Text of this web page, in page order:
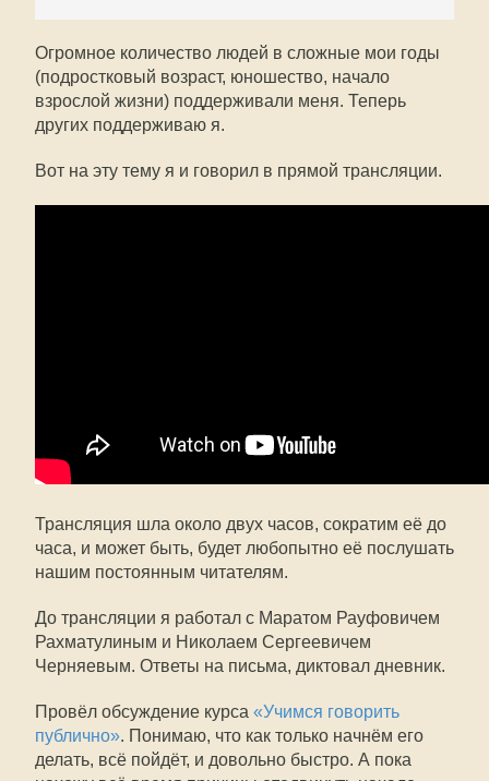
Огромное количество людей в сложные мои годы
(подростковый возраст, юношество, начало
взрослой жизни) поддерживали меня. Теперь
других поддерживаю я.
Вот на эту тему я и говорил в прямой трансляции.
Трансляция шла около двух часов, сократим её до
часа, и может быть, будет любопытно её послушать
нашим постоянным читателям.
До трансляции я работал с Маратом Рауфовичем
Рахматулиным и Николаем Сергеевичем
Черняевым. Ответы на письма, диктовал дневник.
Провёл обсуждение курса «Учимся говорить
публично». Понимаю, что как только начнём его
делать, всё пойдёт, и довольно быстро. А пока